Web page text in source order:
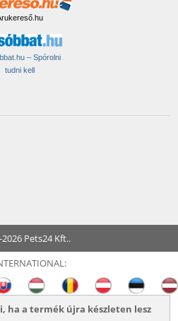
ha a termék újra készleten lesz
– Spórolni
tudni kell
Pets24 Kft..